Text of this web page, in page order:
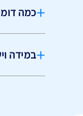
כמה+
במידה+